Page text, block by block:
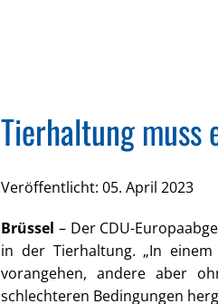
Tierhaltung muss
Veröffentlicht: 05. April 2023
Brüssel – Der CDU-
in der Tierhaltung. „In
vorangehen, andere aber
schlechteren Bedingungen